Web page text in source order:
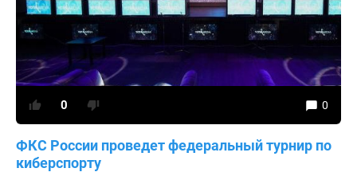
ФКС России проведет федеральный турнир по
киберспорту
0 0